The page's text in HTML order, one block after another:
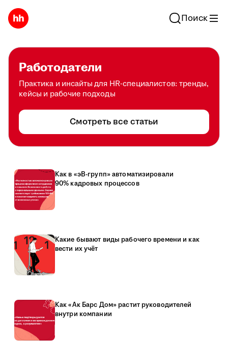
Поиск
Работодатели
Практика и инсайты для HR-специалистов: тренды,
кейсы и рабочие подходы
Смотреть все статьи
Как в «эВ-групп» автоматизировали
90% кадровых процессов
Какие бывают виды рабочего времени и как
вести их учёт
Как «Ак Барс Дом» растит руководителей
внутри компании